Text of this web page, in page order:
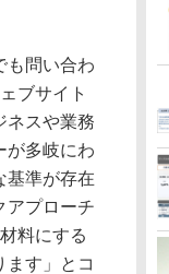
も問い合わ
ブサイト
ネスや業務
が多岐にわ
基準が存在
アプローチ
料にする
ます」とコ